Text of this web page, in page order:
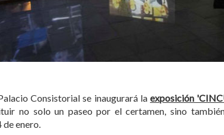
Consistorial se inaugurará laexposición
no solo un paseo por el certamen, sino
enero.